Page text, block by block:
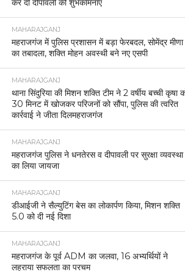
महराजगंज साइबर थाना की बड़ी कार्रवाई, 14 पीड़ितों के खाते
में वापस कराए गए 9.95 लाख रुपये।
MAHARAJGANJ
महराजगंज पुलिस द्वारा “एकता के लिये दौड़” का भव्य
आयोजन ।
MAHARAJGANJ
महिला को निर्वस्त्र कर झाड़-फूंक व वीडियो वायरल करने के
मामले में आठ आरोपी गिरफ्तार
MAHARAJGANJ
ईद पर कड़ी सुरक्षा: महराजगंज 4 जोन और 19 सेक्टर में
बंटा, 137 मोबाइल टीमें तैनात।
MAHARAJGANJ
महराजगंज महोत्सव 2025 की तैयारियां अंतिम चरण में,
प्रशासन ने लिया स्थल का जायजा
MAHARAJGANJ
महराजगंज में ईद-उल-फितर शांतिपूर्ण माहौल में संपन्न, सुरक्षा
व्यवस्था रही चाक-चौबंद